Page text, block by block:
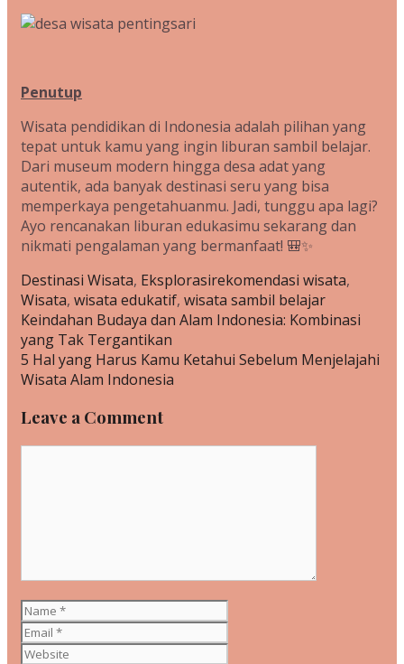
Penutup
Wisata pendidikan di Indonesia adalah pilihan yang
tepat untuk kamu yang ingin liburan sambil belajar.
Dari museum modern hingga desa adat yang
autentik, ada banyak destinasi seru yang bisa
memperkaya pengetahuanmu. Jadi, tunggu apa lagi?
Ayo rencanakan liburan edukasimu sekarang dan
nikmati pengalaman yang bermanfaat! 🎒✨
Categories
Destinasi Wisata, EksplorasiTags
rekomendasi wisata,
Wisata, wisata edukatif, wisata sambil belajar
Post
navigation
Keindahan Budaya dan Alam Indonesia: Kombinasi
yang Tak Tergantikan
5 Hal yang Harus Kamu Ketahui Sebelum Menjelajahi
Wisata Alam Indonesia
Leave a Comment
Name